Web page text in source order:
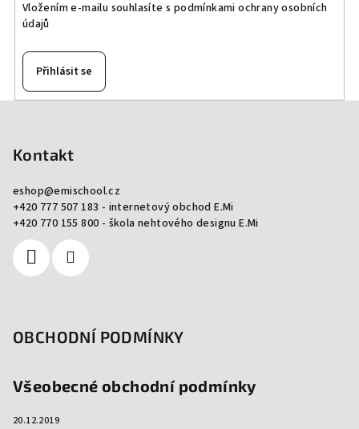
Vložením e-mailu souhlasíte s podmínkami ochrany osobních
údajů
Přihlásit se
Kontakt
eshop@emischool.cz
+420 777 507 183 - internetový obchod E.Mi
+420 770 155 800 - škola nehtového designu E.Mi
OBCHODNÍ PODMÍNKY
Všeobecné obchodní podmínky
20.12.2019